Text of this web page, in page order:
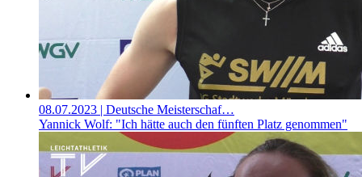
08.07.2023 | Deutsche Meisterschaf…
Yannick Wolf: "Ich hätte auch den fünften Platz genommen"